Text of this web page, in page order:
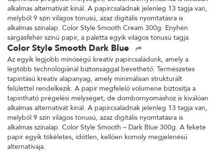
alkalmas alternatívát kínál. A papírcsaládnak jelenleg 13 tagja van,
melyből 9 szín világos tónusú, azaz digitális nyomtatásra is
alkalmas színalap. Color Style Smooth Cream 300g: Enyhén
sárgásfehér színű papír, a paletta egyik világos tónusú tagja.
Color Style Smooth Dark Blue
Az egyik legjobb minőségű kreatív papírcsaládunk, amely a
legtöbb technológiánál biztonsággal bevethető. Természetes
tapintású kreatív alapanyag, amely minimálisan strukturált
felülettel rendelkezik. A papír megfelelő volumene biztosítja a
tapintható prégelési mélységet, de dombornyomáshoz is kiválóan
alkalmas alternatívát kínál. A papírcsaládnak jelenleg 13 tagja van,
melyből 9 szín világos tónusú, azaz digitális nyomtatásra is
alkalmas színalap. Color Style Smooth – Dark Blue 300g. A fekete
papír egyik tökéletes, időtlen, kellően komoly megjelenésű
alternatívája.